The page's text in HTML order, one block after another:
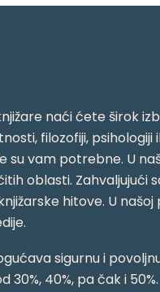
naći ćete širok
filozofiji,
su vam potrebne. U
oblasti.
hitove. U
sigurnu i
40%, pa čak i 50%.